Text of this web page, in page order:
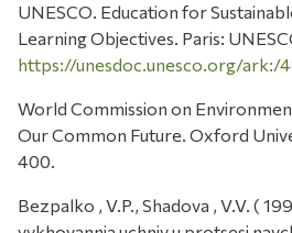
UNESCO. Education for
Learning Objectives. Paris:
https://unesdoc.unesco.org/
World Commission on
Our Common Future. Oxford
400.
Bezpalko , V.P., Shadova , V.V. (